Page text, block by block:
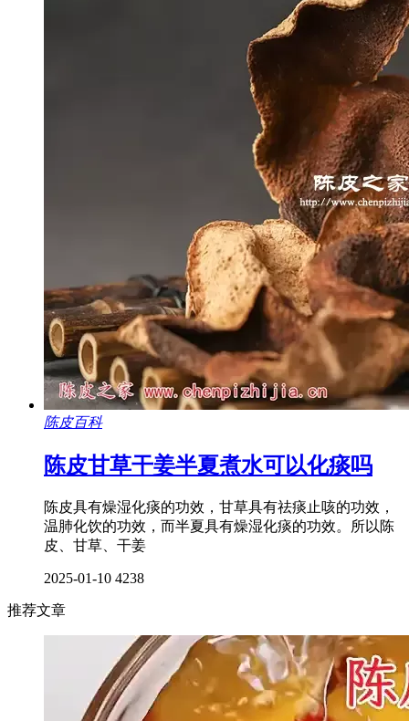
陈皮百科
陈皮甘草干姜半夏煮水可以化痰吗
陈皮具有燥湿化痰的功效，甘草具有祛痰止咳的功效，
温肺化饮的功效，而半夏具有燥湿化痰的功效。所以陈
皮、甘草、干姜
2025-01-10 4238
推荐文章